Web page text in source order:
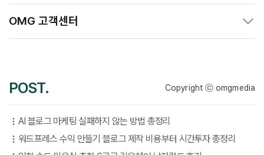
OMG 고객센터
POST. Copyright ⓒ omgmedia
AI 블로그 마케팅 실패하지 않는 방법 총정리
워드프레스 수익 만들기 블로그 제작 비용부터 시간투자 총정리